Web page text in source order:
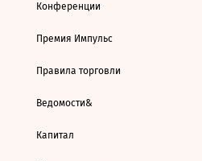
Конференции
Премия Импульс
Правила торговли
Ведомости&
Капитал